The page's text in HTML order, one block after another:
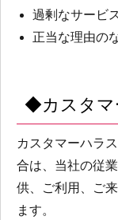
過剰なサービ
正当な理由の
◆カスタマ
カスタマーハラ
合は、当社の従
供、ご利用、ご
ます。